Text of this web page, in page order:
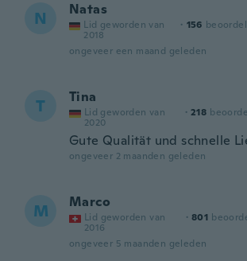
N Natas
Lid geworden van
2018
· 156
ongeveer een maand geleden
T Tina
Lid geworden van
2020
· 218
Gute Qualität und schnelle
ongeveer 2 maanden geleden
M Marco
Lid geworden van
2016
· 801
ongeveer 5 maanden geleden